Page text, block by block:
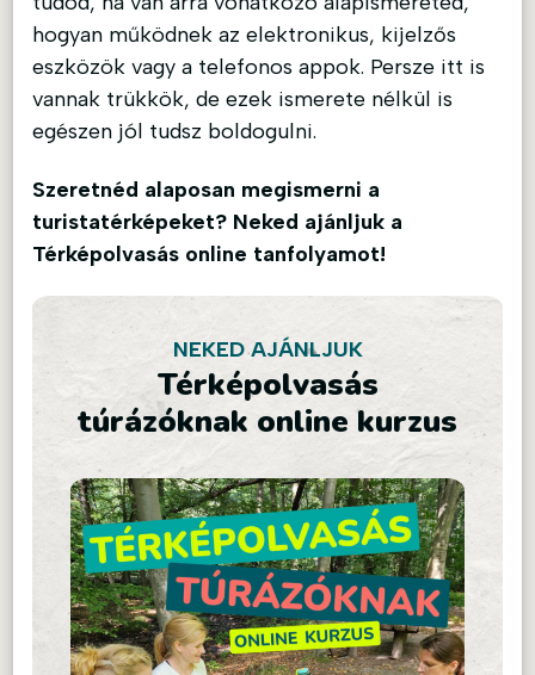
hogyan működnek az elektronikus, kijelzős
eszközök vagy a telefonos appok. Persze itt is
vannak trükkök, de ezek ismerete nélkül is
egészen jól tudsz boldogulni.
Szeretnéd alaposan megismerni a
turistatérképeket? Neked ajánljuk a
Térképolvasás online tanfolyamot!
NEKED AJÁNLJUK
Térképolvasás
túrázóknak online kurzus